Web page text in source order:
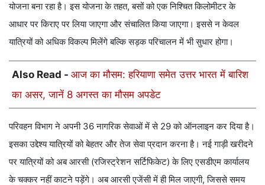
योजना बना रहा है। इस योजना के तहत, बसों को एक निश्चित किलोमीटर के
आधार पर किराए पर लिया जाएगा और संचालित किया जाएगा। इससे न केवल
यात्रियों को अधिक विकल्प मिलेंगे बल्कि सड़क परिचालन में भी सुधार होगा।
Also Read - आज का मौसम: हरियाणा समेत उत्तर भारत में बारिश
का असर, जानें 8 अगस्त का मौसम अपडेट
परिवहन विभाग ने अपनी 36 नागरिक सेवाओं में से 29 को ऑनलाइन कर दिया है।
इसका उद्देश्य यात्रियों को बेहतर और तेज सेवा प्रदान करना है। नई गाड़ी खरीदने
पर यात्रियों को अब आरसी (रजिस्ट्रेशन सर्टिफिकेट) के लिए एसडीएम कार्यालय
के चक्कर नहीं काटने पड़ेंगे। अब आरसी एजेंसी में ही मिल जाएगी, जिससे समय